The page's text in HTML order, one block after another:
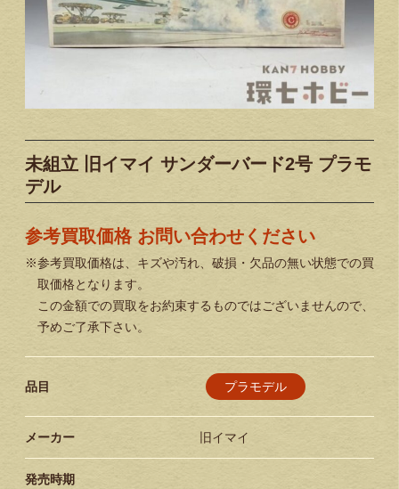
未組立 旧イマイ サンダーバード2号 プラモ
デル
参考買取価格 お問い合わせください
※参考買取価格は、キズや汚れ、破損・欠品の無い状態での買
取価格となります。
この金額での買取をお約束するものではございませんので、
予めご了承下さい。
品目 プラモデル
メーカー 旧イマイ
発売時期